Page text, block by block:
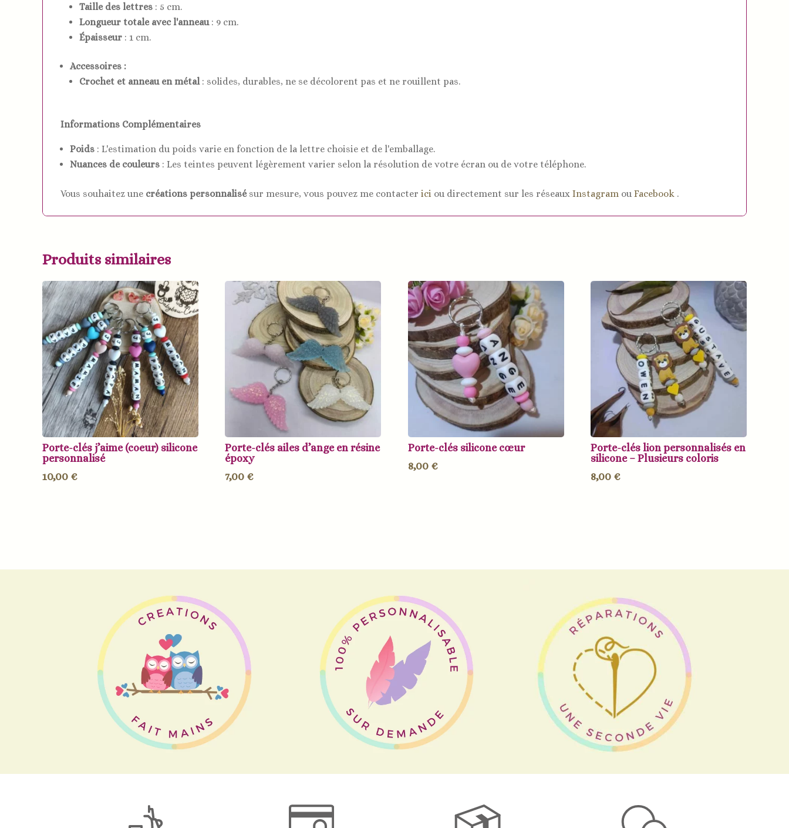
Taille des lettres : 5 cm.
Longueur totale avec l'anneau: 9 cm.
Épaisseur : 1 cm.
Accessoires :
Crochet et anneau en métal : solides, durables, ne se décolorent pas et ne rouillent pas.
Informations Complémentaires
Poids : L'estimation du poids varie en fonction de la lettre choisie et de l'emballage.
Nuances de couleurs : Les teintes peuvent légèrement varier selon la résolution de votre écran ou de votre téléphone.
Vous souhaitez une créations personnalisésur mesure, vous pouvez me contacter ici ou directement sur les réseaux Instagram ou Facebook .
Produits similaires
Porte-clés j’aime (coeur) silicone
personnalisé
10,00 €
Porte-clés ailes d’ange en résine
époxy
7,00 €
Porte-clés silicone cœur
8,00 €
Porte-clés lion personnalisés en
silicone – Plusieurs coloris
8,00 €